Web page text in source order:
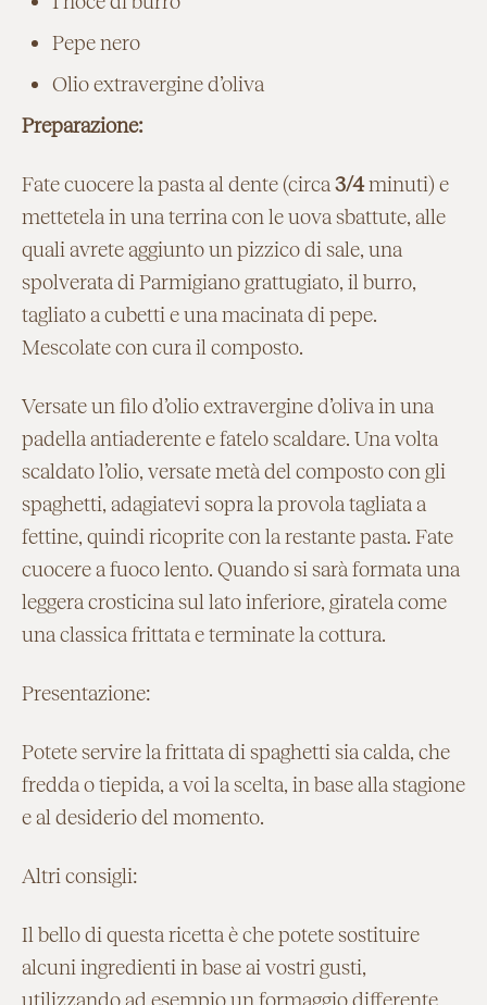
Pepe nero
Olio extravergine d’oliva
Preparazione:
Fate cuocere la pasta al dente (circa3/4minuti) e
mettetela in una terrina con le uova sbattute, alle
quali avrete aggiunto un pizzico di sale, una
spolverata di Parmigiano grattugiato, il burro,
tagliato a cubetti e una macinata di pepe.
Mescolate con cura il composto.
Versate un filo d’olio extravergine d’oliva in una
padella antiaderente e fatelo scaldare. Una volta
scaldato l’olio, versate metà del composto con gli
spaghetti, adagiatevi sopra la provola tagliata a
fettine, quindi ricoprite con la restante pasta. Fate
cuocere a fuoco lento. Quando si sarà formata una
leggera crosticina sul lato inferiore, giratela come
una classica frittata e terminate la cottura.
Presentazione:
Potete servire la frittata di spaghetti sia calda, che
fredda o tiepida, a voi la scelta, in base alla stagione
e al desiderio del momento.
Altri consigli:
Il bello di questa ricetta è che potete sostituire
alcuni ingredienti in base ai vostri gusti,
utilizzando ad esempio un formaggio differente,